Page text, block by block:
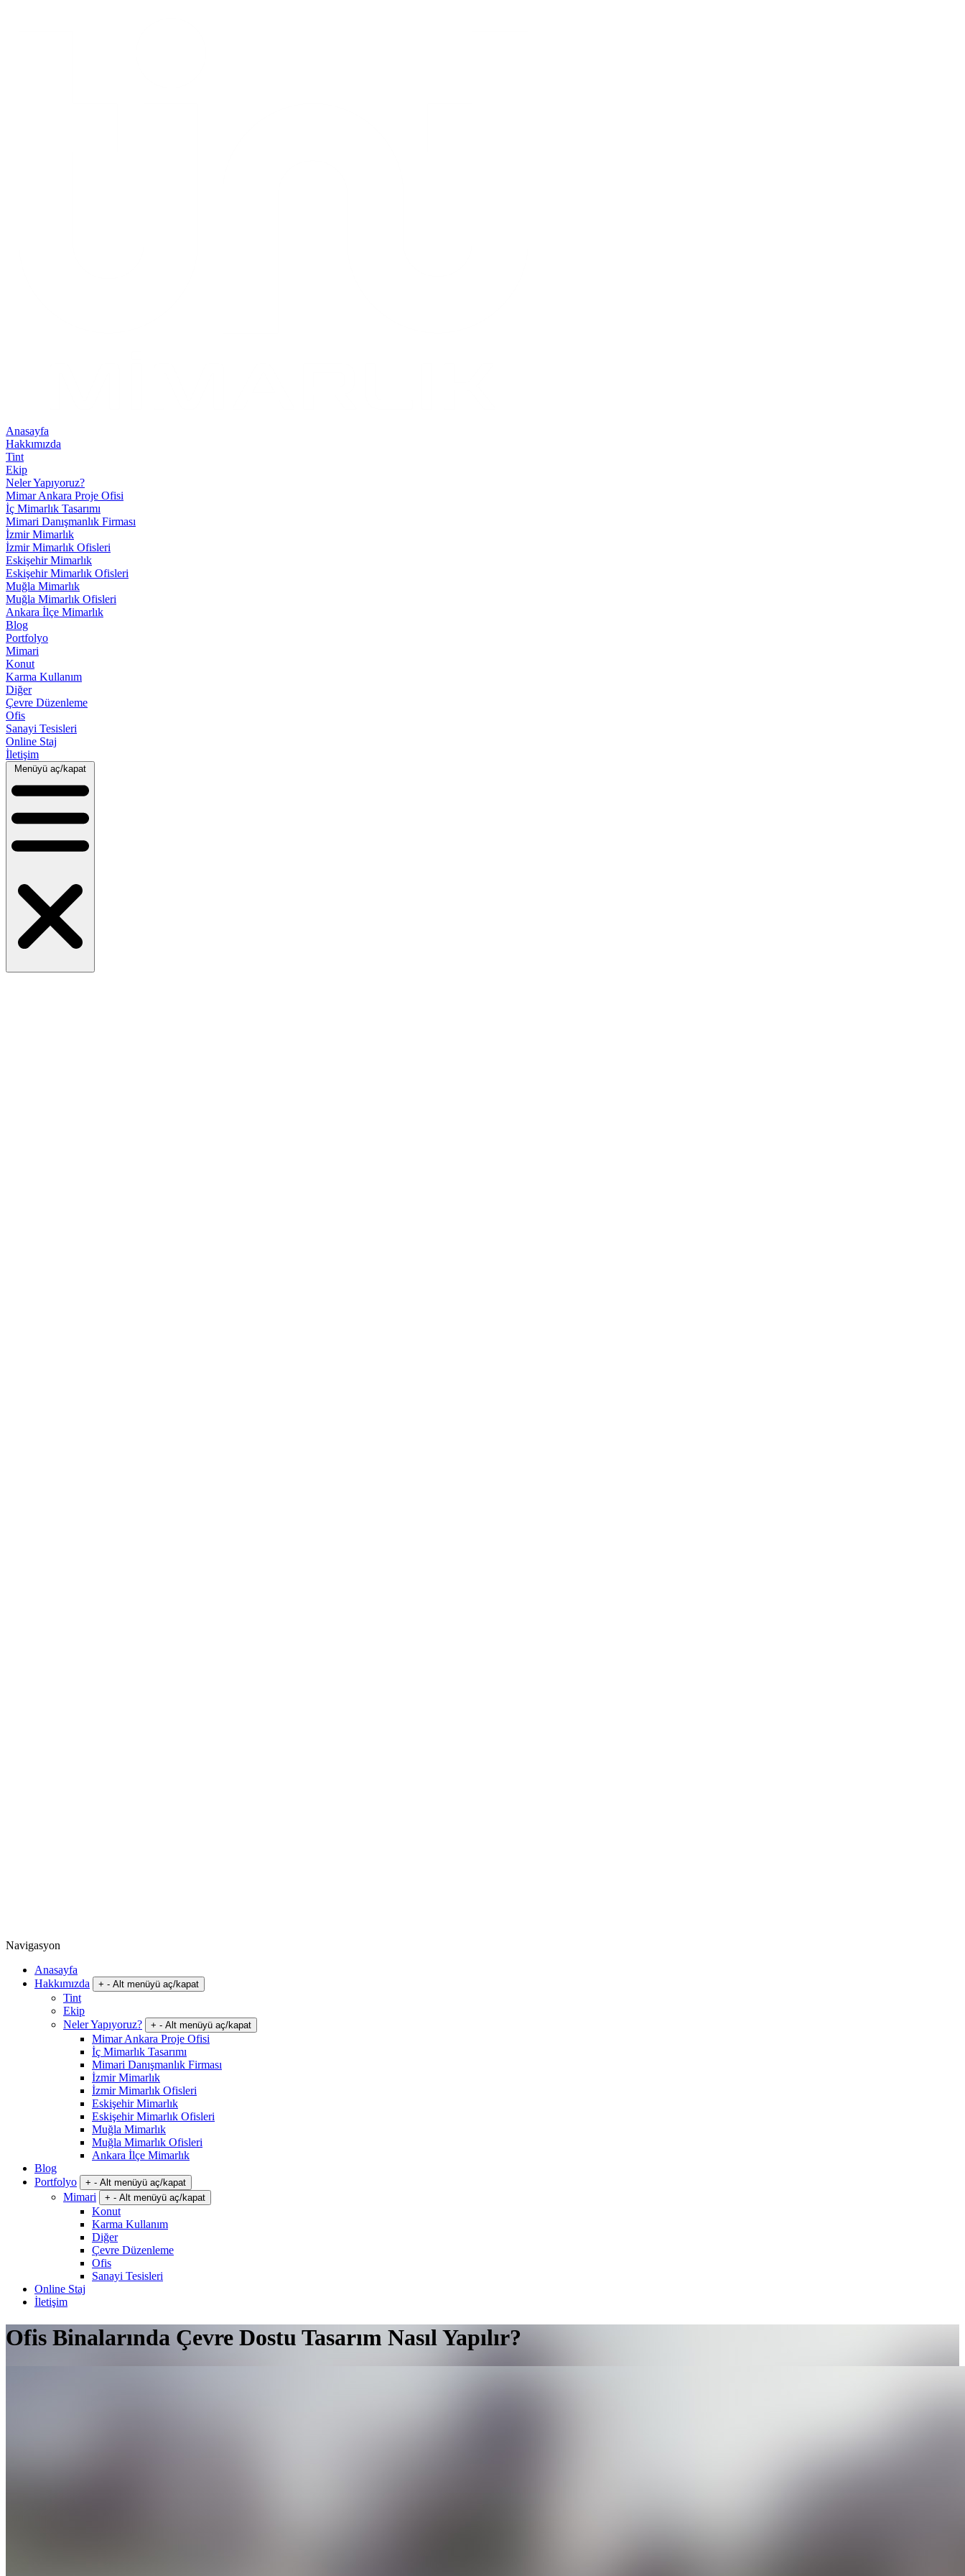
Anasayfa
Hakkımızda
Tint
Ekip
Neler Yapıyoruz?
Mimar Ankara Proje Ofisi
İç Mimarlık Tasarımı
Mimari Danışmanlık Firması
İzmir Mimarlık
İzmir Mimarlık Ofisleri
Eskişehir Mimarlık
Eskişehir Mimarlık Ofisleri
Muğla Mimarlık
Muğla Mimarlık Ofisleri
Ankara İlçe Mimarlık
Blog
Portfolyo
Mimari
Konut
Karma Kullanım
Diğer
Çevre Düzenleme
Ofis
Sanayi Tesisleri
Online Staj
İletişim
Menüyü aç/kapat
Navigasyon
Anasayfa
Hakkımızda
+ - Alt menüyü aç/kapat
Tint
Ekip
Neler Yapıyoruz?
+ - Alt menüyü aç/kapat
Mimar Ankara Proje Ofisi
İç Mimarlık Tasarımı
Mimari Danışmanlık Firması
İzmir Mimarlık
İzmir Mimarlık Ofisleri
Eskişehir Mimarlık
Eskişehir Mimarlık Ofisleri
Muğla Mimarlık
Muğla Mimarlık Ofisleri
Ankara İlçe Mimarlık
Blog
Portfolyo
+ - Alt menüyü aç/kapat
Mimari + - Alt menüyü aç/kapat
Konut
Karma Kullanım
Diğer
Çevre Düzenleme
Ofis
Sanayi Tesisleri
Online Staj
İletişim
Ofis Binalarında Çevre Dostu Tasarım Nasıl Yapılır?